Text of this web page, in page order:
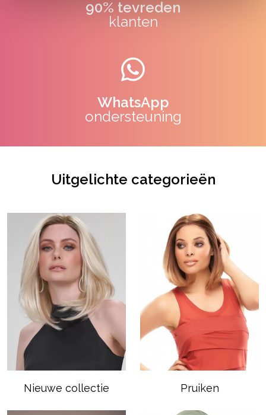
90% tevreden
klanten
WhatsApp
ondersteuning
Uitgelichte categorieën
Nieuwe collectie Pruiken